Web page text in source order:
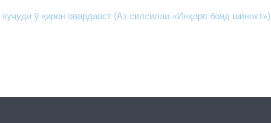
ӯ қирон овардааст (Аз силсилаи «Инҳоро бояд шинохт»)